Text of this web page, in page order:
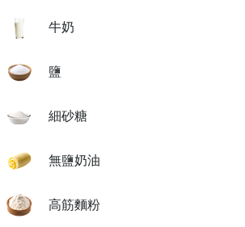
牛奶
鹽
細砂糖
無鹽奶油
高筋麵粉